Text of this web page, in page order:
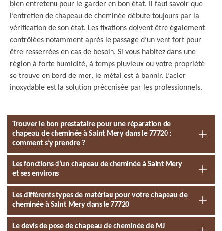
bien entretenu pour le garder en bon état. Il faut savoir que
l’entretien de chapeau de cheminée débute toujours par la
vérification de son état. Les fixations doivent être également
contrôlées notamment après le passage d’un vent fort pour
être resserrées en cas de besoin. Si vous habitez dans une
région à forte humidité, à temps pluvieux ou votre propriété
se trouve en bord de mer, le métal est à bannir. L’acier
inoxydable est la solution préconisée par les professionnels.
Trouver le bon prestataire pour une réparation de
chapeau de cheminée à Saint Mery dans le 77720 :
comment s’y prendre ?
Les fonctions d’un chapeau de cheminée à Saint Mery
et ses environs
Les différents types de matériau pour votre chapeau de
cheminée à Saint Mery dans le 77720
Le devis de pose de chapeau de cheminée de MJ